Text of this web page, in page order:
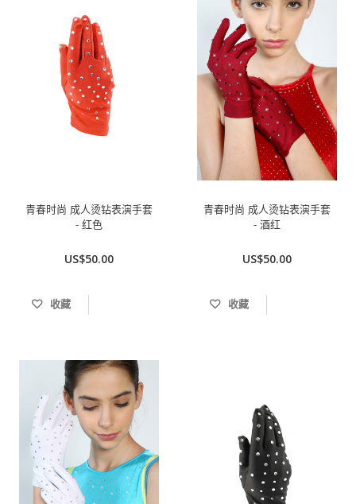
青春时尚 成人烫钻表演手套
- 红色
US$50.00
收藏
青春时尚 成人烫钻表演手套
- 酒红
US$50.00
收藏